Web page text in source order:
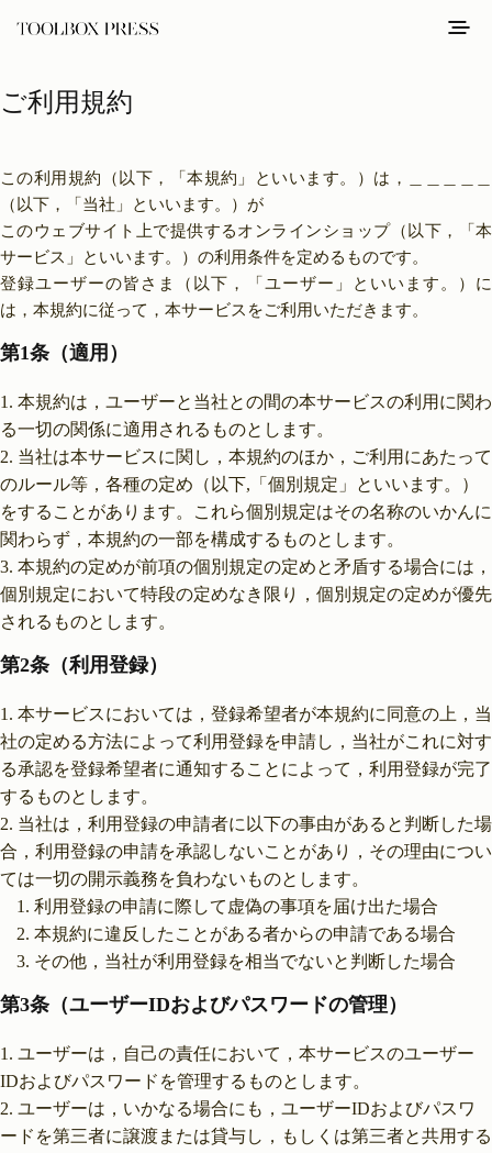
ご利用規約
この利用規約（以下，「本規約」といいます。）は，＿＿＿＿＿
（以下，「当社」といいます。）が
このウェブサイト上で提供するオンラインショップ（以下，「本
サービス」といいます。）の利用条件を定めるものです。
登録ユーザーの皆さま（以下，「ユーザー」といいます。）に
は，本規約に従って，本サービスをご利用いただきます。
第1条（適用）
本規約は，ユーザーと当社との間の本サービスの利用に関わ
る一切の関係に適用されるものとします。
当社は本サービスに関し，本規約のほか，ご利用にあたって
のルール等，各種の定め（以下,「個別規定」といいます。）
をすることがあります。これら個別規定はその名称のいかんに
関わらず，本規約の一部を構成するものとします。
本規約の定めが前項の個別規定の定めと矛盾する場合には，
個別規定において特段の定めなき限り，個別規定の定めが優先
されるものとします。
第2条（利用登録）
本サービスにおいては，登録希望者が本規約に同意の上，当
社の定める方法によって利用登録を申請し，当社がこれに対す
る承認を登録希望者に通知することによって，利用登録が完了
するものとします。
当社は，利用登録の申請者に以下の事由があると判断した場
合，利用登録の申請を承認しないことがあり，その理由につい
ては一切の開示義務を負わないものとします。
利用登録の申請に際して虚偽の事項を届け出た場合
本規約に違反したことがある者からの申請である場合
その他，当社が利用登録を相当でないと判断した場合
第3条（ユーザーIDおよびパスワードの管理）
ユーザーは，自己の責任において，本サービスのユーザー
IDおよびパスワードを管理するものとします。
ユーザーは，いかなる場合にも，ユーザーIDおよびパスワ
ードを第三者に譲渡または貸与し，もしくは第三者と共用する